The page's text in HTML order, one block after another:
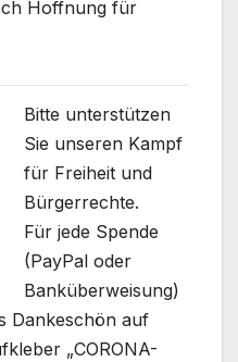
Hoffnung für
Bitte unterstützen
Sie unseren Kampf
für Freiheit und
Bürgerrechte.
Für jede Spende
(PayPal oder
Banküberweisung)
Dankeschön auf
„CORONA-